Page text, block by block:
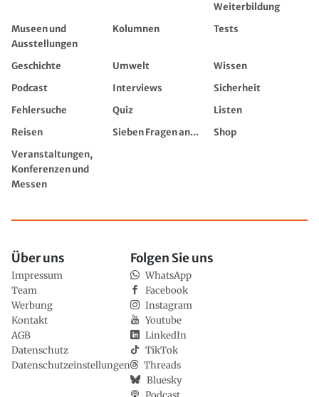
Weiterbildung
Museen und
Ausstellungen
Kolumnen Tests
Geschichte Umwelt
Wissen
Podcast
Interviews
Sicherheit
Fehlersuche
Quiz
Listen
Reisen
Sieben Fragen an...
Shop
Veranstaltungen,
Konferenzen und
Messen
Über uns
Impressum
Team
Werbung
Kontakt
AGB
Datenschutz
Datenschutzeinstellungen
Folgen Sie uns
WhatsApp
Facebook
Instagram
Youtube
LinkedIn
TikTok
Threads
Bluesky